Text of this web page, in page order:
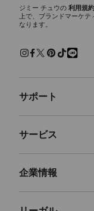
ンな洗練さを調和させ
で
風合いのあるアクセ
ゆったりとし
ア
ダイヤモンドホーボー
なフォルムをエフォ
アイコンをラインア
デイリー使いには深
ジミー チュウの 利用規約
上で、ブランドマーケ
なります。
サポート
よくあるご質問
返品を申請
サービス
Made-to-Order
企業情報